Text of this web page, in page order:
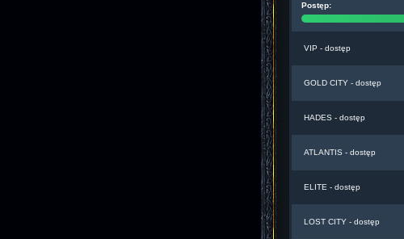
Postęp:
VIP - dostęp
GOLD CITY - dostęp
HADES - dostęp
ATLANTIS - dostęp
ELITE - dostęp
LOST CITY - dostęp